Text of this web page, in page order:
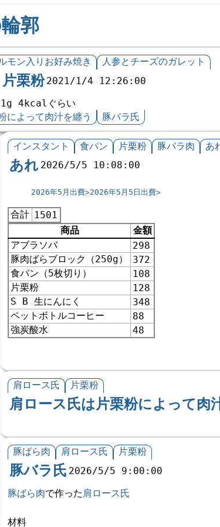
郭
モン入りお好み焼き 人参とチーズのガレット
片栗粉 2021/1/4 12:26:00
1g 4kcalぐらい
によって肉汁を纏う 豚バラ氏
インスタント 食パン 片栗粉 豚バラ肉 あ
あれ 2026/5/5 10:08:00
2026年5月出費 2026年5月5日出費
合計 1501
商品
金額
アブラソバ
298
豚肉ばらブロック（250g）
372
食パン（5枚切り）
108
片栗粉
128
S B 生にんにく
348
ペットボトルコーヒー
88
強炭酸水
48
肩ロース氏 片栗粉
肩ロース氏は片栗粉によって肉
豚ばら肉 肩ロース氏 片栗粉
豚バラ氏 2026/5/5 9:00:00
豚ばら肉で作った 肩ロース氏
材料